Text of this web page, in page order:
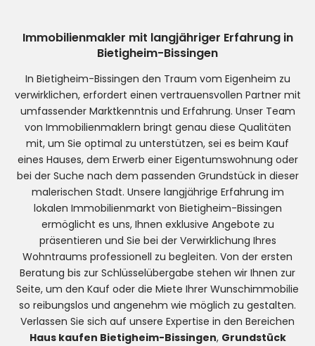
Immobilienmakler mit langjähriger Erfahrung in
Bietigheim-Bissingen
In Bietigheim-Bissingen den Traum vom Eigenheim zu
verwirklichen, erfordert einen vertrauensvollen Partner mit
umfassender Marktkenntnis und Erfahrung. Unser Team
von Immobilienmaklern bringt genau diese Qualitäten
mit, um Sie optimal zu unterstützen, sei es beim Kauf
eines Hauses, dem Erwerb einer Eigentumswohnung oder
bei der Suche nach dem passenden Grundstück in dieser
malerischen Stadt. Unsere langjährige Erfahrung im
lokalen Immobilienmarkt von Bietigheim-Bissingen
ermöglicht es uns, Ihnen exklusive Angebote zu
präsentieren und Sie bei der Verwirklichung Ihres
Wohntraums professionell zu begleiten. Von der ersten
Beratung bis zur Schlüsselübergabe stehen wir Ihnen zur
Seite, um den Kauf oder die Miete Ihrer Wunschimmobilie
so reibungslos und angenehm wie möglich zu gestalten.
Verlassen Sie sich auf unsere Expertise in den Bereichen
Haus kaufen Bietigheim-Bissingen, Grundstück